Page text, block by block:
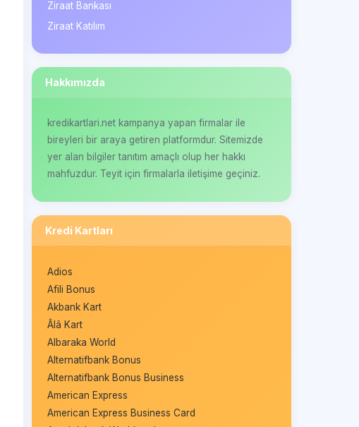
Ziraat Bankası
Ziraat Katılım
Hakkımızda
kredikartlari.net kampanya yapan firmalar ile
bireyleri bir araya getiren platformdur. Sitemizde
yer alan bilgiler tanıtım amaçlı olup her hakkı
mahfuzdur. Teyit için firmalarla iletişime geçiniz.
Kredi Kartları
Adios
Afili Bonus
Akbank Kart
Âlâ Kart
Albaraka World
Alternatifbank Bonus
Alternatifbank Bonus Business
American Express
American Express Business Card